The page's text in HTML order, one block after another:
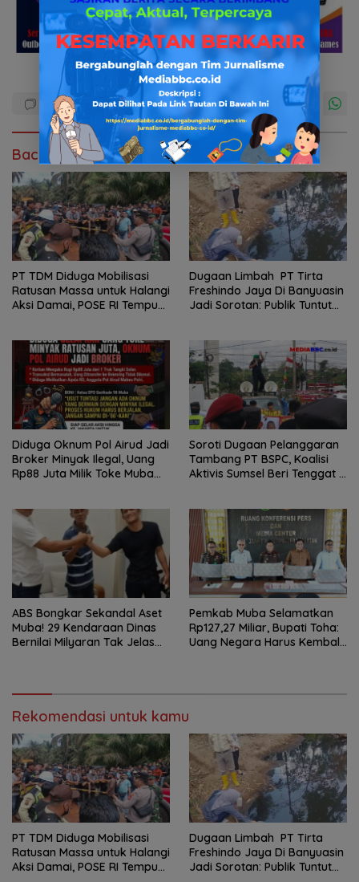
Baca Juga
PT TDM Diduga Mobilisasi
Ratusan Massa untuk Halangi
Aksi Damai, POSE RI Tempuh
Dugaan Limbah PT Tirta
Freshindo Jaya Di Banyuasin
Jadi Sorotan: Publik Tuntut
Diduga Oknum Pol Airud Jadi
Broker Minyak Ilegal, Uang
Rp88 Juta Milik Toke Muba
Soroti Dugaan Pelanggaran
Tambang PT BSPC, Koalisi
Aktivis Sumsel Beri Tenggat 1
ABS Bongkar Sekandal Aset
Muba! 29 Kendaraan Dinas
Bernilai Milyaran Tak Jelas
Pemkab Muba Selamatkan
Rp127,27 Miliar, Bupati Toha:
Uang Negara Harus Kembali
Rekomendasi untuk kamu
PT TDM Diduga Mobilisasi
Ratusan Massa untuk Halangi
Aksi Damai, POSE RI Tempuh
Dugaan Limbah PT Tirta
Freshindo Jaya Di Banyuasin
Jadi Sorotan: Publik Tuntut